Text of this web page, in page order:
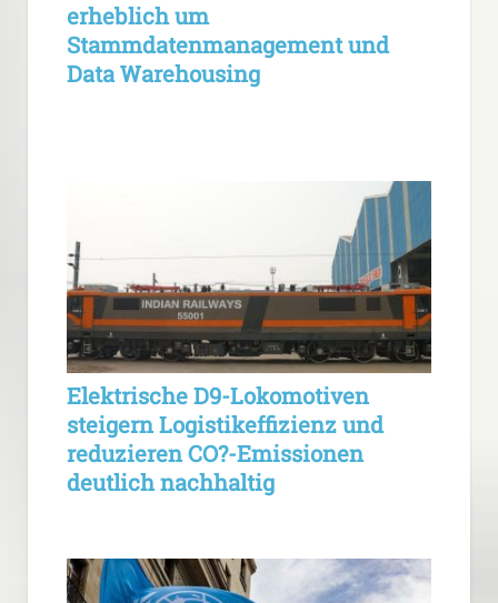
erheblich um
Stammdatenmanagement und
Data Warehousing
Elektrische D9-Lokomotiven
steigern Logistikeffizienz und
reduzieren CO?-Emissionen
deutlich nachhaltig